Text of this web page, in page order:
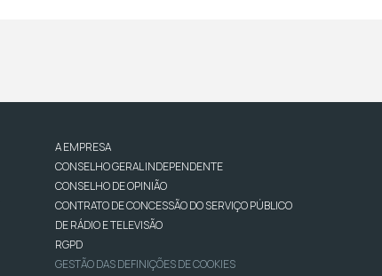
A EMPRESA
CONSELHO GERAL INDEPENDENTE
CONSELHO DE OPINIÃO
CONTRATO DE CONCESSÃO DO SERVIÇO PÚBLICO
DE RÁDIO E TELEVISÃO
RGPD
GESTÃO DAS DEFINIÇÕES DE COOKIES